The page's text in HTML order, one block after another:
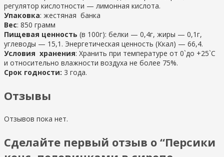
регулятор кислотности — лимонная кислота.
Упаковка: жестяная банка
Вес: 850 грамм
Пищевая ценность (в 100г): белки — 0,4г, жиры — 0,1г,
углеводы — 15,1. Энергетическая ценность (Ккал) — 66,4.
Условия хранения: Хранить при температуре от 0`до +25`C
и относительно влажности воздуха не более 75%.
Срок годности: 3 года.
Отзывы
Отзывов пока нет.
Сделайте первый отзыв о “Персики